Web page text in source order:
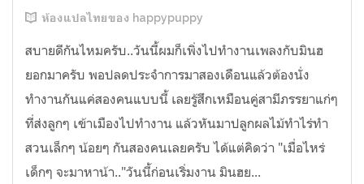
ห้องแปลไทยของ happypuppy
สบายดีกันไหมครับ..วันนี้ผมก็เพิ่งไปทำงานเพลงกับมินฮ
ยอกมาครับ พอปลดประจำการมาสองเดือนแล้วต้องนั่ง
ทำงานกันแค่สองคนแบบนี้ เลยรู้สึกเหมือนคู่สามีภรรยาแก่ๆ
ที่ส่งลูกๆ เข้าเมืองไปทำงาน แล้วหันมาปลูกผลไม้ทำไร่ทำ
สวนเล็กๆ น้อยๆ กันสองคนเลยครับ ได้แต่คิดว่า "เมื่อไหร่
เด็กๆ จะมาหาน้า.."วันนี้ก่อนเริ่มงาน มินฮย...